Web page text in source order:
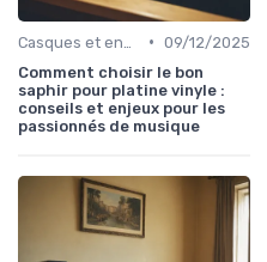
• 09/12/2025
Comment choisir le bon
saphir pour platine vinyle :
conseils et enjeux pour les
passionnés de musique